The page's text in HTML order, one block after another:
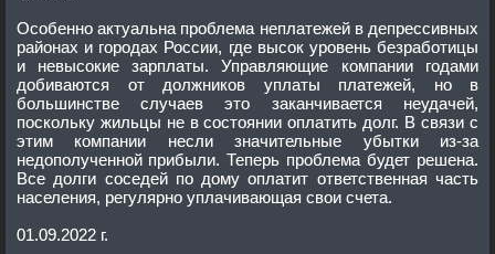
Особенно актуальна проблема неплатежей в депрессивных
районах и городах России, где высок уровень безработицы
и невысокие зарплаты. Управляющие компании годами
добиваются от должников уплаты платежей, но в
большинстве случаев это заканчивается неудачей,
поскольку жильцы не в состоянии оплатить долг. В связи с
этим компании несли значительные убытки из-за
недополученной прибыли. Теперь проблема будет решена.
Все долги соседей по дому оплатит ответственная часть
населения, регулярно уплачивающая свои счета.
01.09.2022 г.